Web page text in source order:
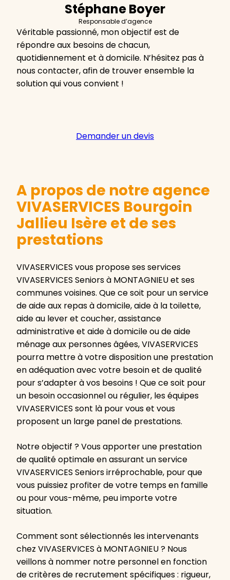
Stéphane Boyer
Responsable d’agence
Véritable passionné, mon objectif est de
répondre aux besoins de chacun,
quotidiennement et à domicile. N’hésitez pas à
nous contacter, afin de trouver ensemble la
solution qui vous convient !
Demander un devis
A propos de notre agence
VIVASERVICES Bourgoin
Jallieu Isère et de ses
prestations
VIVASERVICES vous propose ses services
VIVASERVICES Seniors à MONTAGNIEU et ses
communes voisines. Que ce soit pour un service
de aide aux repas à domicile, aide à la toilette,
aide au lever et coucher, assistance
administrative et aide à domicile ou de aide
ménage aux personnes âgées, VIVASERVICES
pourra mettre à votre disposition une prestation
en adéquation avec votre besoin et de qualité
pour s’adapter à vos besoins ! Que ce soit pour
un besoin occasionnel ou régulier, les équipes
VIVASERVICES sont là pour vous et vous
proposent un large panel de prestations.
Notre objectif ? Vous apporter une prestation
de qualité optimale en assurant un service
VIVASERVICES Seniors irréprochable, pour que
vous puissiez profiter de votre temps en famille
ou pour vous-même, peu importe votre
situation.
Comment sont sélectionnés les intervenants
chez VIVASERVICES à MONTAGNIEU ? Nous
veillons à nommer notre personnel en fonction
de critères de recrutement spécifiques : rigueur,